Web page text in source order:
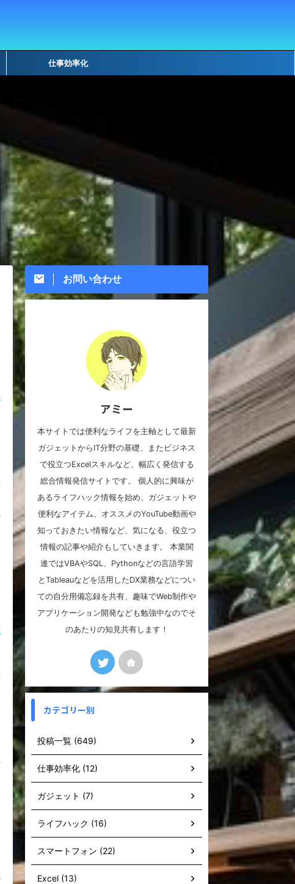
仕事効率化
お問い合わせ
アミー
本サイトでは便利なライフを主軸として最新
ガジェットからIT分野の基礎、またビジネス
で役立つExcelスキルなど、幅広く発信する
総合情報発信サイトです。 個人的に興味が
あるライフハック情報を始め、ガジェットや
便利なアイテム、オススメのYouTube動画や
知っておきたい情報など、気になる、役立つ
情報の記事や紹介もしていきます。 本業関
連ではVBAやSQL、Pythonなどの言語学習
とTableauなどを活用したDX業務などについ
ての自分用備忘録を共有、趣味でWeb制作や
アプリケーション開発なども勉強中なのでそ
のあたりの知見共有します！
カテゴリー別
投稿一覧 (649)
仕事効率化 (12)
ガジェット (7)
ライフハック (16)
スマートフォン (22)
Excel (13)